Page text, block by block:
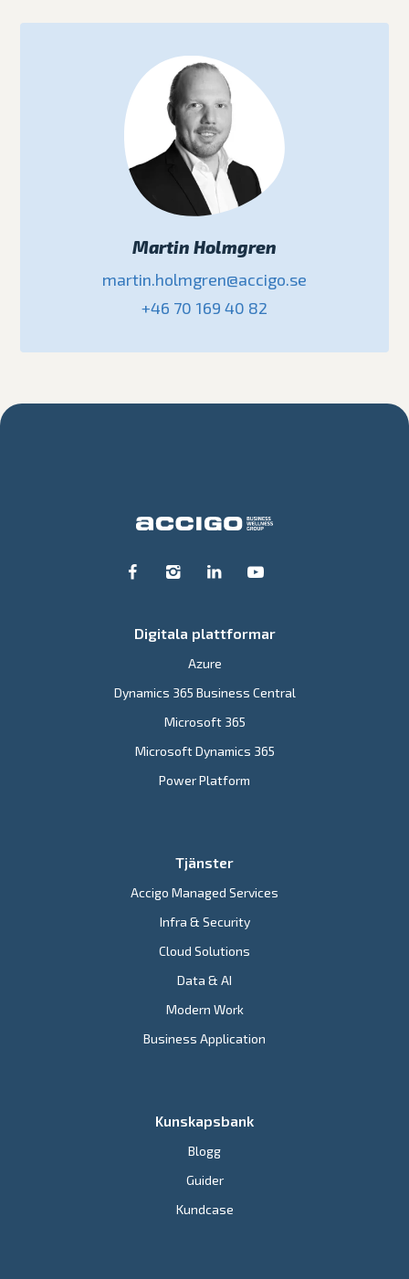
Martin Holmgren
martin.holmgren@accigo.se
+46 70 169 40 82
Digitala plattformar
Azure
Dynamics 365 Business Central
Microsoft 365
Microsoft Dynamics 365
Power Platform
Tjänster
Accigo Managed Services
Infra & Security
Cloud Solutions
Data & AI
Modern Work
Business Application
Kunskapsbank
Blogg
Guider
Kundcase